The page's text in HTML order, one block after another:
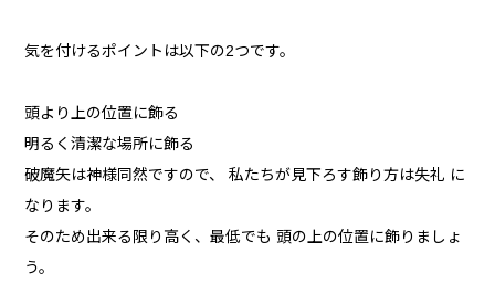
気を付けるポイントは以下の2つです。
頭より上の位置に飾る
明るく清潔な場所に飾る
破魔矢は神様同然ですので、 私たちが見下ろす飾り方は失礼 に
なります。
そのため出来る限り高く、最低でも 頭の上の位置に飾りましょ
う。